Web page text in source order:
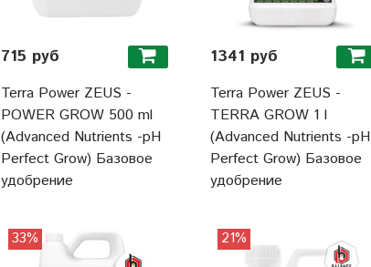
715 руб
Terra Power ZEUS -
POWER GROW 500 ml
(Advanced Nutrients -pH
Perfect Grow) Базовое
удобрение
1341 руб
Terra Power ZEUS -
TERRA GROW 1 l
(Advanced Nutrients -pH
Perfect Grow) Базовое
удобрение
33% 21%